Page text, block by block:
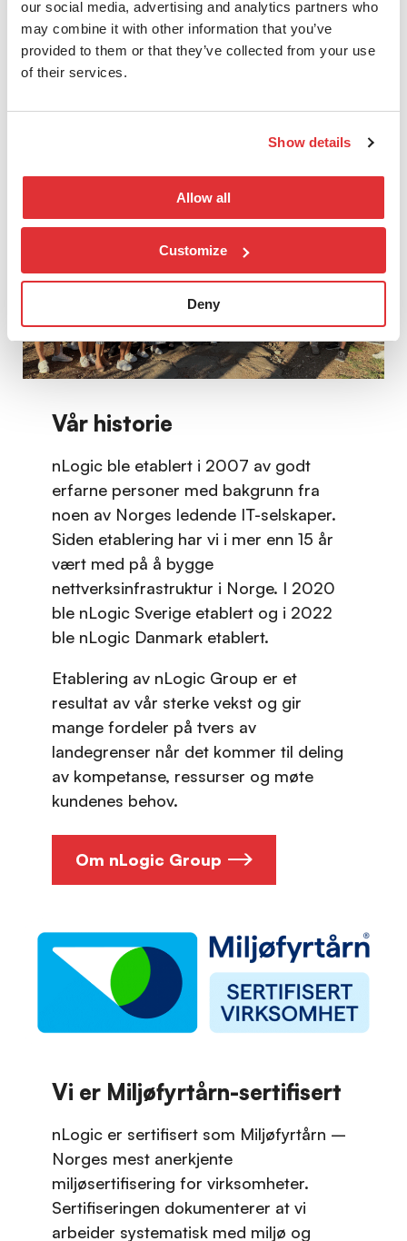
our social media, advertising and analytics partners who
may combine it with other information that you’ve
provided to them or that they’ve collected from your use
of their services.
Show details
Allow all
Customize
Deny
Vår historie
nLogic ble etablert i 2007 av godt
erfarne personer med bakgrunn fra
noen av Norges ledende IT-selskaper.
Siden etablering har vi i mer enn 15 år
vært med på å bygge
nettverksinfrastruktur i Norge. I 2020
ble nLogic Sverige etablert og i 2022
ble nLogic Danmark etablert.
Etablering av nLogic Group er et
resultat av vår sterke vekst og gir
mange fordeler på tvers av
landegrenser når det kommer til deling
av kompetanse, ressurser og møte
kundenes behov.
Om nLogic Group
Vi er Miljøfyrtårn-sertifisert
nLogic er sertifisert som Miljøfyrtårn –
Norges mest anerkjente
miljøsertifisering for virksomheter.
Sertifiseringen dokumenterer at vi
arbeider systematisk med miljø og